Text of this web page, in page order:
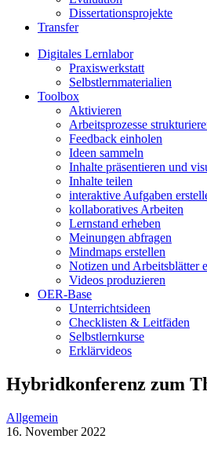
Dissertationsprojekte
Transfer
Digitales Lernlabor
Praxiswerkstatt
Selbstlernmaterialien
Toolbox
Aktivieren
Arbeitsprozesse
Feedback einholen
Ideen sammeln
Inhalte präsentieren und
Inhalte teilen
interaktive Aufgaben
kollaboratives Arbeiten
Lernstand erheben
Meinungen abfragen
Mindmaps erstellen
Notizen und Arbeitsblätter
Videos produzieren
OER-Base
Unterrichtsideen
Checklisten & Leitfäden
Selbstlernkurse
Erklärvideos
Hybridkonferenz zum
Allgemein
16. November 2022